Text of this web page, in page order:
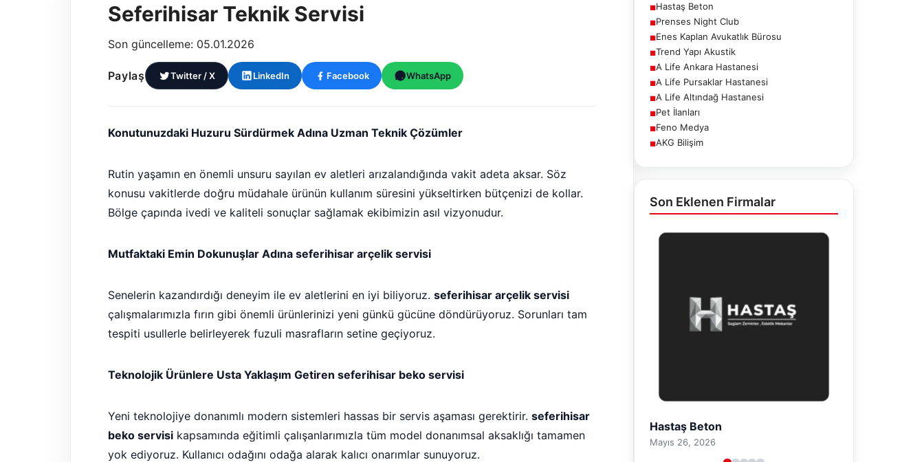
Seferihisar Teknik Servisi
Son güncelleme: 05.01.2026
Paylaş Twitter / X LinkedIn Facebook WhatsApp
Konutunuzdaki Huzuru Sürdürmek Adına Uzman Teknik Çözümler
Rutin yaşamın en önemli unsuru sayılan ev aletleri arızalandığında vakit adeta aksar. Söz
konusu vakitlerde doğru müdahale ürünün kullanım süresini yükseltirken bütçenizi de kollar.
Bölge çapında ivedi ve kaliteli sonuçlar sağlamak ekibimizin asıl vizyonudur.
Mutfaktaki Emin Dokunuşlar Adına seferihisar arçelik servisi
Senelerin kazandırdığı deneyim ile ev aletlerini en iyi biliyoruz. seferihisar arçelik servisi
çalışmalarımızla fırın gibi önemli ürünlerinizi yeni günkü gücüne döndürüyoruz. Sorunları tam
tespiti usullerle belirleyerek fuzuli masrafların setine geçiyoruz.
Teknolojik Ürünlere Usta Yaklaşım Getiren seferihisar beko servisi
Yeni teknolojiye donanımlı modern sistemleri hassas bir servis aşaması gerektirir. seferihisar
beko servisikapsamında eğitimli çalışanlarımızla tüm model donanımsal aksaklığı tamamen
yok ediyoruz. Kullanıcı odağını odağa alarak kalıcı onarımlar sunuyoruz.
■Hastaş Beton
■Prenses Night Club
■Enes Kaplan Avukatlık Bürosu
■Trend Yapı Akustik
■A Life Ankara Hastanesi
■A Life Pursaklar Hastanesi
■A Life Altındağ Hastanesi
■Pet İlanları
■Feno Medya
■AKG Bilişim
Son Eklenen Firmalar
Prenses Night Club
Nisan 29, 2026